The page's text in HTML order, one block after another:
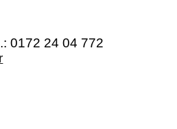
0172 2404 772